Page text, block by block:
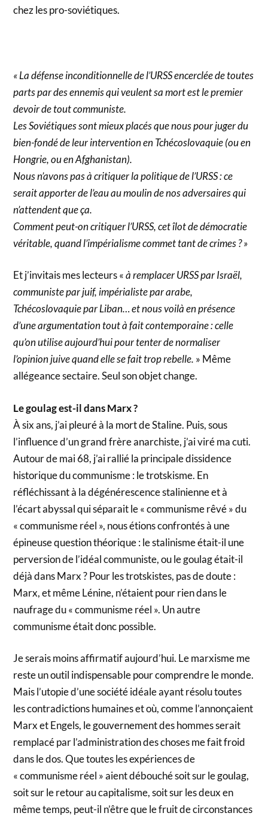
chez les pro-soviétiques.
« La défense inconditionnelle de l’URSS encerclée de toutes
parts par des ennemis qui veulent sa mort est le premier
devoir de tout communiste.
Les Soviétiques sont mieux placés que nous pour juger du
bien-fondé de leur intervention en Tchécoslovaquie (ou en
Hongrie, ou en Afghanistan).
Nous n’avons pas à critiquer la politique de l’URSS : ce
serait apporter de l’eau au moulin de nos adversaires qui
n’attendent que ça.
Comment peut-on critiquer l’URSS, cet îlot de démocratie
véritable, quand l’impérialisme commet tant de crimes ? »
Et j’invitais mes lecteurs « à remplacer URSS par Israël,
communiste par juif, impérialiste par arabe,
Tchécoslovaquie par Liban… et nous voilà en présence
d’une argumentation tout à fait contemporaine : celle
qu’on utilise aujourd’hui pour tenter de normaliser
l’opinion juive quand elle se fait trop rebelle. » Même
allégeance sectaire. Seul son objet change.
Le goulag est-il dans Marx ?
À six ans, j’ai pleuré à la mort de Staline. Puis, sous
l’influence d’un grand frère anarchiste, j’ai viré ma cuti.
Autour de mai 68, j’ai rallié la principale dissidence
historique du communisme : le trotskisme. En
réfléchissant à la dégénérescence stalinienne et à
l’écart abyssal qui séparait le « communisme rêvé » du
« communisme réel », nous étions confrontés à une
épineuse question théorique : le stalinisme était-il une
perversion de l’idéal communiste, ou le goulag était-il
déjà dans Marx ? Pour les trotskistes, pas de doute :
Marx, et même Lénine, n’étaient pour rien dans le
naufrage du « communisme réel ». Un autre
communisme était donc possible.
Je serais moins affirmatif aujourd’hui. Le marxisme me
reste un outil indispensable pour comprendre le monde.
Mais l’utopie d’une société idéale ayant résolu toutes
les contradictions humaines et où, comme l’annonçaient
Marx et Engels, le gouvernement des hommes serait
remplacé par l’administration des choses me fait froid
dans le dos. Que toutes les expériences de
« communisme réel » aient débouché soit sur le goulag,
soit sur le retour au capitalisme, soit sur les deux en
même temps, peut-il n’être que le fruit de circonstances